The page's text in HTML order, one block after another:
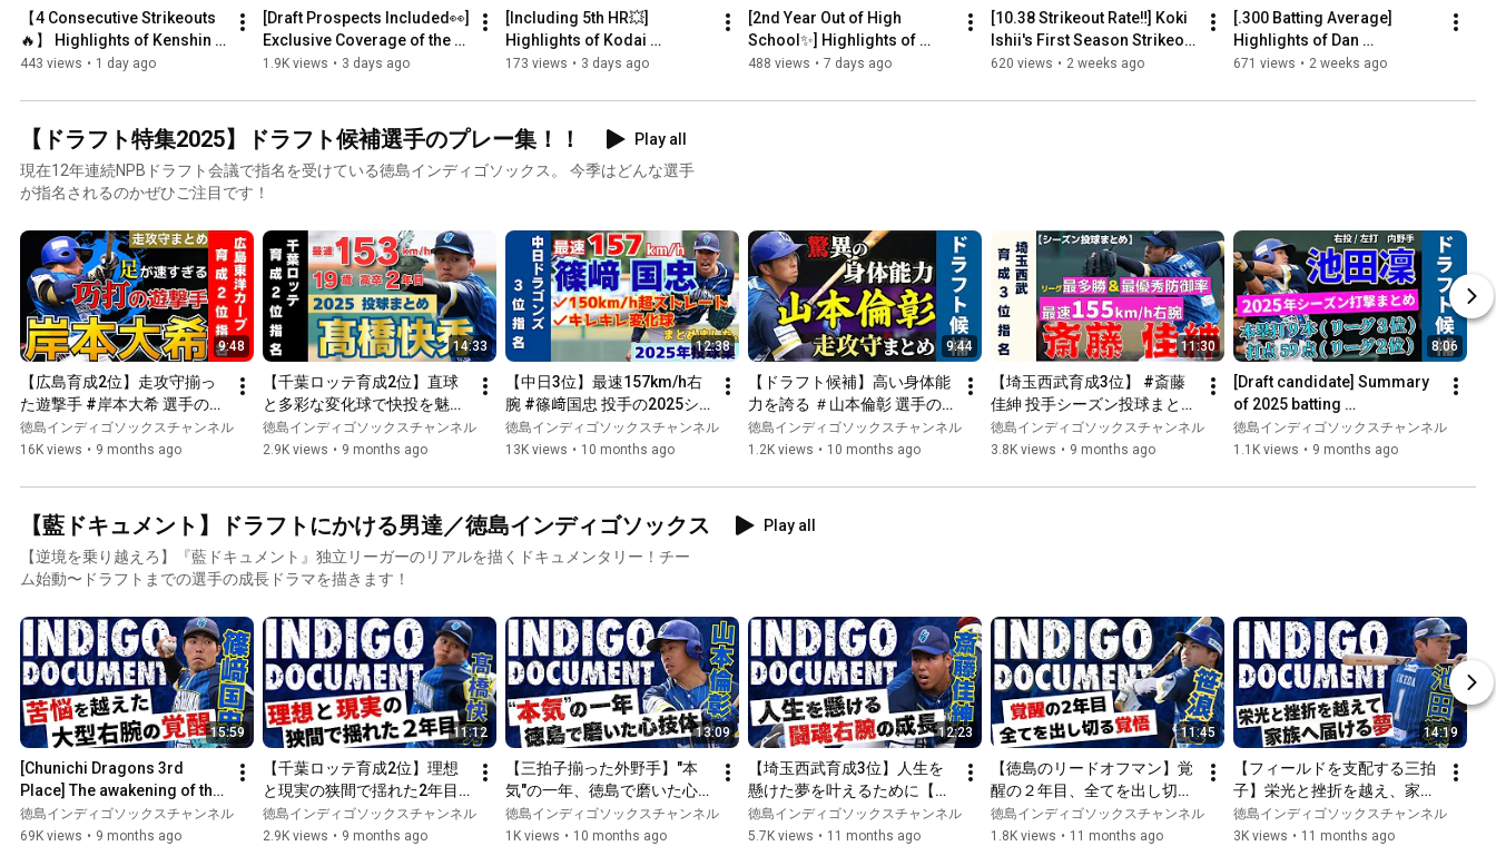
👉https://indigo-socks.stores.jp/?categ...
◆X(旧 Twitter)◆タイムリーな情報はこちらから！
👉 https://lin.ee/Djk4zcH
◆Instagram◆ 選手の素顔が見れる？ここでしか見れない写真や
動画を投稿中！
👉 https://www.instagram.com/indigosocks...
◆TikTok◆ 15秒でテンポ良く楽しむインディゴソックス！
👉https://www.tiktok.com/@tokushima_ind...
◆note◆ インディゴOBへのインタビュー掲載中！
👉https://note.com/tokushima_indigo
何卒、ご支援のほどよろしくお願いします！
Source: https://freetouse.com/music
#阪神タイガース#秋山拓巳#徳島インディゴソックス#新入団
#ドラフト会議#ルーキー#ライブ #ルーキー #独立リーグ
#ドラフト
【4 Consecutive Strikeouts
🔥】 Highlights of Kenshin
Yamashita's Pitching
【Masterclass】
443 views • 1 day ago
[Draft Prospects Included👀]
Exclusive Coverage of the
Shikoku Island League Joint
1.9K views • 3 days ago
[Including 5th HR💥]
Highlights of Kodai
Yamamoto's performance⚾️
173 views • 3 days ago
[2nd Year Out of High
School✨] Highlights of
Kodai Terai's 3-Game
Hitter🔥】
488 views • 7 days ago
[10.38 Strikeout Rate‼️] Koki
Ishii's First Season Strikeout
Compilation #KokiIshii
620 views • 2 weeks ago
[.300 Batting Average]
Highlights of Dan
Kishimoto's First Season: A
an...
671 views • 2 weeks ago
【ドラフト特集2025】ドラフト候補選手のプレー集！！
Play all
現在12年連続NPBドラフト会議で指名を受けている徳島インディゴソックス。 今季はどんな選手
が指名されるのかぜひご注目です！
9:48
【広島育成2位】走攻守揃っ
た遊撃手 #岸本大希 選手の魅
力満載なプレーまとめ🔥
徳島インディゴソックスチャンネル
16K views • 9 months ago
14:33
【千葉ロッテ育成2位】直球
と多彩な変化球で快投を魅せ
る🔥 #髙橋快秀 投手2025シ
ーズン投球まとめ！【2025ド
徳島インディゴソックスチャンネル
2.9K views • 9 months ago
12:38
【中日3位】最速157km/h右
腕 #篠﨑国忠 投手の2025シ
ーズン投球集！【豪速ストレ
ートと魔球フォーク＆カー
徳島インディゴソックスチャンネル
13K views • 10 months ago
9:44
【ドラフト候補】高い身体能
力を誇る ＃山本倫彰 選手の
走攻守まとめ【2025ドラフト
会議】
徳島インディゴソックスチャンネル
1.2K views • 10 months ago
11:30
【埼玉西武育成3位】 #斎藤
佳紳 投手シーズン投球まとめ
【最速155km/hの技巧派右
腕】
徳島インディゴソックスチャンネル
3.8K views • 9 months ago
8:06
[Draft candidate] Summary
of 2025 batting
performance of #IkedaRin,
who is dedicated to hitting
徳島インディゴソックスチャンネル
1.1K views • 9 months ago
【藍ドキュメント】ドラフトにかける男達／徳島インディゴソックス
Play all
【逆境を乗り越えろ】『藍ドキュメント』独立リーガーのリアルを描くドキュメンタリー！チー
ム始動〜ドラフトまでの選手の成長ドラマを描きます！
15:59
[Chunichi Dragons 3rd
Place] The awakening of the
big right-handed pitcher
who overcame his strug...
徳島インディゴソックスチャンネル
69K views • 9 months ago
11:12
【千葉ロッテ育成2位】理想
と現実の狭間で揺れた2年目
【ドキュメンタリー/髙橋快
秀編】
徳島インディゴソックスチャンネル
2.9K views • 9 months ago
13:09
【三拍子揃った外野手】"本
気"の一年、徳島で磨いた心
技体【ドキュメンタリー/山
本倫彰編】
徳島インディゴソックスチャンネル
1K views • 10 months ago
12:23
【埼玉西武育成3位】人生を
懸けた夢を叶えるために【ド
キュメンタリー/斎藤佳紳
編】
徳島インディゴソックスチャンネル
5.7K views • 11 months ago
11:45
【徳島のリードオフマン】覚
醒の２年目、全てを出し切る
覚悟で【ドキュメンタリー/
笹浪竜編】
徳島インディゴソックスチャンネル
1.8K views • 11 months ago
14:19
【フィールドを支配する三拍
子】栄光と挫折を越え、家族
のためにNPB入りという夢を
掴む【ドキュメンタリー/池
徳島インディゴソックスチャンネル
3K views • 11 months ago